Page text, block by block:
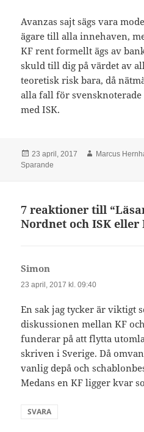
Avanzas sajt sägs vara
ägare till alla innehaven,
KF rent formellt ägs av
skuld till dig på värdet av
teoretisk risk bara, då
alla fall för
med ISK.
Postat
23 april, 2017 Författare
Marcus
Sparande
7 reaktioner till
Nordnet och ISK eller
Simon
23 april, 2017 kl. 09:40
En sak jag tycker är viktigt
diskussionen mellan KF
funderar på att flytta
skriven i Sverige. Då
vanlig depå och
Medans en KF ligger kvar
SVARA